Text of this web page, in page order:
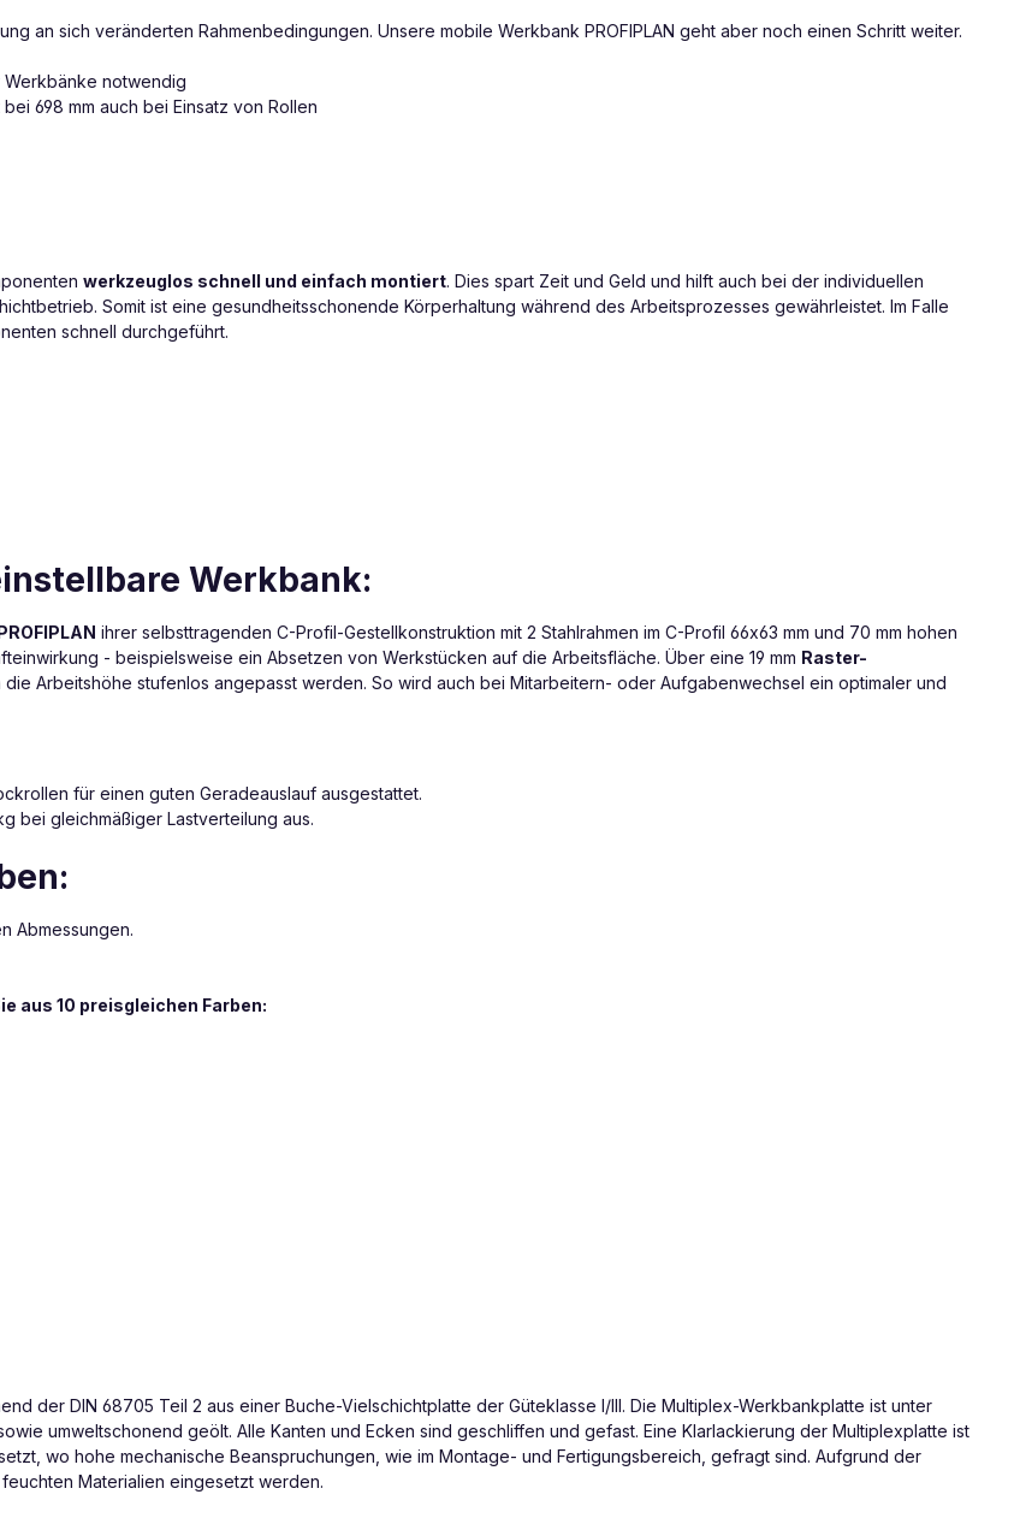
an sich veränderten Rahmenbedingungen. Unsere mobile Werkbank PROFIPLAN geht aber noch einen Schritt weiter.
notwendig
698 mm auch bei Einsatz von Rollen
werkzeuglos schnell und einfach montiert. Dies spart Zeit und Geld und hilft auch bei der individuellen
Somit ist eine gesundheitsschonende Körperhaltung während des Arbeitsprozesses gewährleistet. Im Falle
schnell durchgeführt.
Werkbank:
ihrer selbsttragenden C-Profil-Gestellkonstruktion mit 2 Stahlrahmen im C-Profil 66x63 mm und 70 mm hohen
- beispielsweise ein Absetzen von Werkstücken auf die Arbeitsfläche. Über eine 19 mm Raster-
Arbeitshöhe stufenlos angepasst werden. So wird auch bei Mitarbeitern- oder Aufgabenwechsel ein optimaler und
für einen guten Geradeauslauf ausgestattet.
bei gleichmäßiger Lastverteilung aus.
Abmessungen.
aus 10 preisgleichen Farben:
der DIN 68705 Teil 2 aus einer Buche-Vielschichtplatte der Güteklasse I/III. Die Multiplex-Werkbankplatte ist unter
umweltschonend geölt. Alle Kanten und Ecken sind geschliffen und gefast. Eine Klarlackierung der Multiplexplatte ist
wo hohe mechanische Beanspruchungen, wie im Montage- und Fertigungsbereich, gefragt sind. Aufgrund der
Materialien eingesetzt werden.